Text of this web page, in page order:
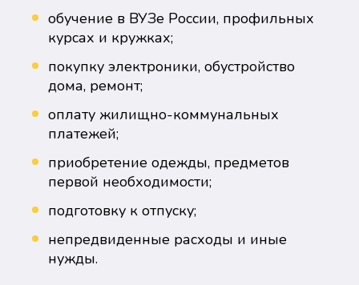
обучение в ВУЗе России, профильных
курсах и кружках;
покупку электроники, обустройство
дома, ремонт;
оплату жилищно-коммунальных
платежей;
приобретение одежды, предметов
первой необходимости;
подготовку к отпуску;
непредвиденные расходы и иные
нужды.